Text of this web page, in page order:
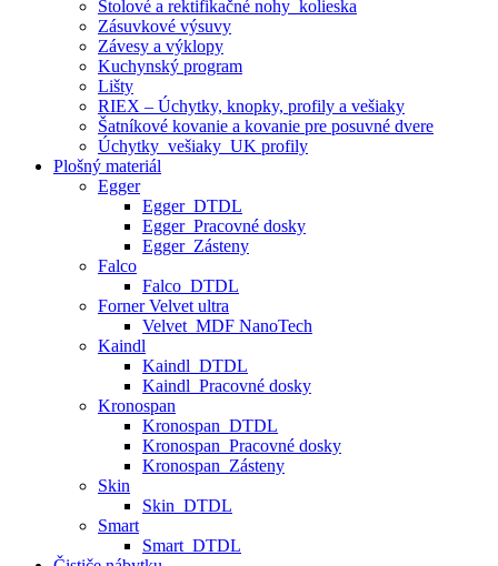
Stolové a rektifikačné nohy_kolieska
Zásuvkové výsuvy
Závesy a výklopy
Kuchynský program
Lišty
RIEX – Úchytky, knopky, profily a vešiaky
Šatníkové kovanie a kovanie pre posuvné dvere
Úchytky_vešiaky_UK profily
Plošný materiál
Egger
Egger_DTDL
Egger_Pracovné dosky
Egger_Zásteny
Falco
Falco_DTDL
Forner Velvet ultra
Velvet_MDF NanoTech
Kaindl
Kaindl_DTDL
Kaindl_Pracovné dosky
Kronospan
Kronospan_DTDL
Kronospan_Pracovné dosky
Kronospan_Zásteny
Skin
Skin_DTDL
Smart
Smart_DTDL